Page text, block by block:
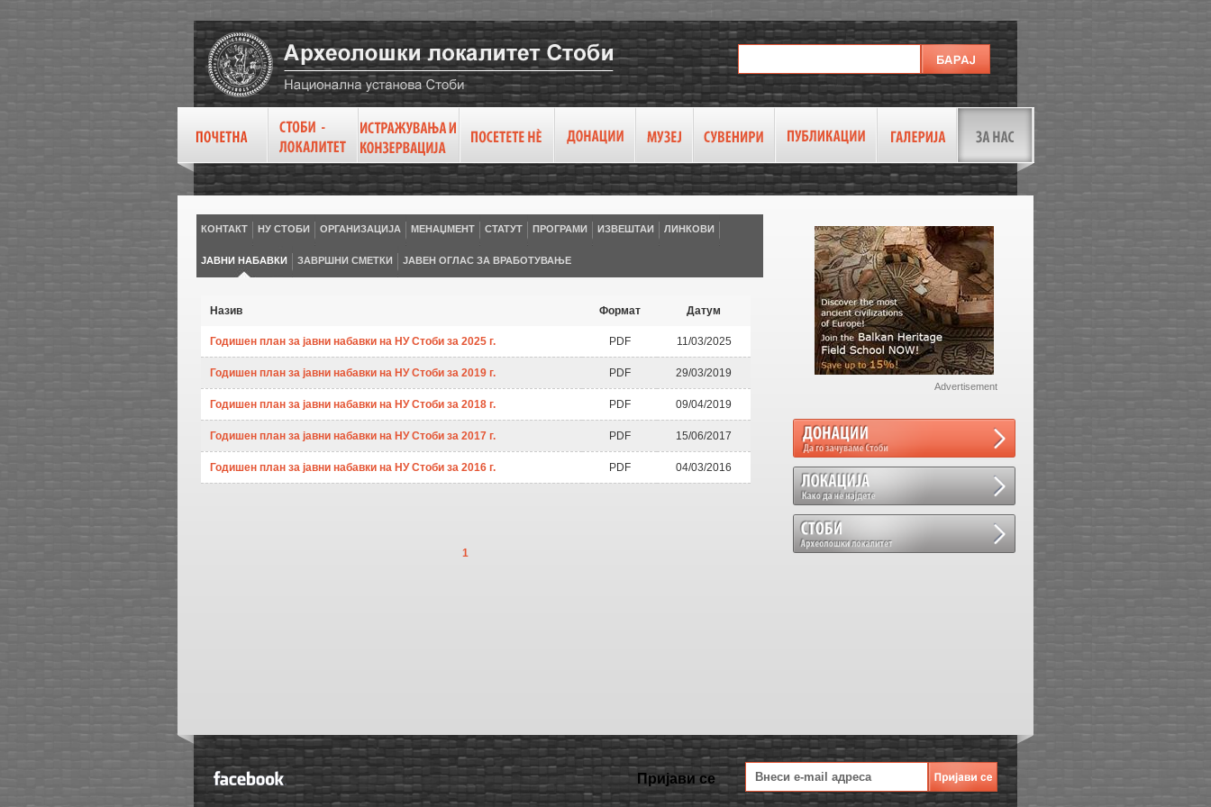
КОНТАКТ НУ СТОБИ ОРГАНИЗАЦИЈА МЕНАЏМЕНТ СТАТУТ ПРОГРАМИ ИЗВЕШТАИ ЛИНКОВИ
ЈАВНИ НАБАВКИ ЗАВРШНИ СМЕТКИ ЈАВЕН ОГЛАС ЗА ВРАБОТУВАЊЕ
Назив Формат Датум
Годишен план за јавни набавки на НУ Стоби за 2025 г. PDF 11/03/2025
Годишен план за јавни набавки на НУ Стоби за 2019 г. PDF 29/03/2019
Годишен план за јавни набавки на НУ Стоби за 2018 г. PDF 09/04/2019
Годишен план за јавни набавки на НУ Стоби за 2017 г. PDF 15/06/2017
Годишен план за јавни набавки на НУ Стоби за 2016 г. PDF 04/03/2016
1
Advertisement
Пријави се